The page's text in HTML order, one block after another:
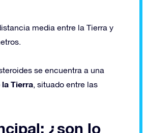
media entre la Tierra y
se encuentra a una
Tierra, situado entre las
¿son lo